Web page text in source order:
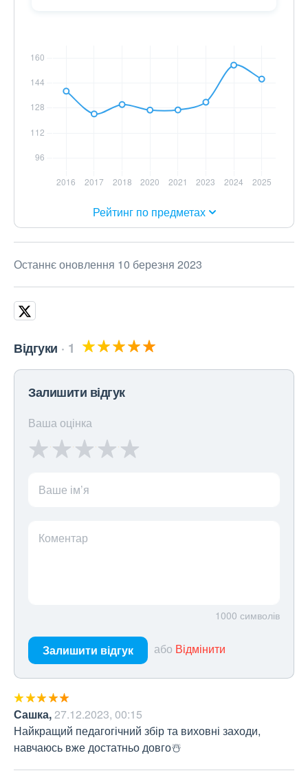
Рейтинг по предметах
Останнє оновлення 10 березня 2023
Відгуки 1
Залишити відгук
Ваша оцінка
Ваше ім’я
Коментар
1000 символів
Залишити відгук або Відмінити
Сашка,27.12.2023, 00:15
Найкращий педагогічний збір та виховні заходи,
навчаюсь вже достатньо довго☃️